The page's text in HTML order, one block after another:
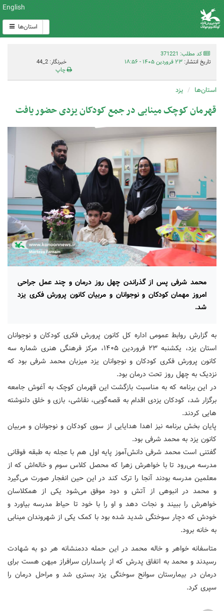
English
استان‌ها
کد مطلب: 371221
تاریخ انتشار: ۲۳ فروردین ۱۴۰۵ - ۱۸:۵۶
خبرنگار: 2_44
چاپ
استان‌ها یزد
قهرمان کوچک مینابی در جمع کودکان یزدی حضور یافت
محمد شرفی پس از گذراندن چهل روز درمان و چند عمل جراحی
امروز مهمان کودکان و نوجوانان و مربیان کانون پرورش فکری یزد
شد.
به گزارش روابط عمومی اداره کل کانون پرورش فکری کودکان و نوجوانان
استان یزد، یکشنبه ۲۳ فروردین ۱۴۰۵، مرکز فرهنگی هنری شماره سه
کانون پرورش فکری کودکان و نوجوانان یزد میزبان محمد شرفی بود که
نزدیک به چهل روز تحت درمان بود.
در این برنامه که به مناسبت بازگشت این قهرمان کوچک به آغوش جامعه
برگزار شد، کودکان یزدی اقدام به قصه‌گویی، نقاشی، بازی و خلق دلنوشته
هایی کردند.
پایان بخش برنامه نیز اهدا هدایایی از سوی کودکان و نوجوانان و مربیان
کانون یزد به محمد شرفی بود.
گفتنی است محمد شرفی دانش‌آموز پایه اول هم با عجله به طبقه فوقانی
مدرسه می‌رود تا با خواهرش زهرا که محصل کلاس سوم و خاله‌اش که از
معلمین مدرسه بودند آنجا را ترک کند در این حین انفجار صورت می‌گیرد
و محمد در انبوهی از آتش و دود موفق می‌شود یکی از همکلاسان
خواهرش را ببیند و نجات دهد و او را با خود تا حیاط مدرسه بیاورد و
خودش که دچار سوختگی شدید شده بود با کمک یکی از شهروندان مینابی
به خانه برود.
متاسفانه خواهر و خاله محمد در این حمله ددمنشانه هر دو به شهادت
رسیدند و محمد به اتفاق پدرش که از پاسداران سرافراز میهن هست برای
درمان در بیمارستان‌ سوانح سوختگی یزد بستری شد و مراحل درمان را
سپری کرد.